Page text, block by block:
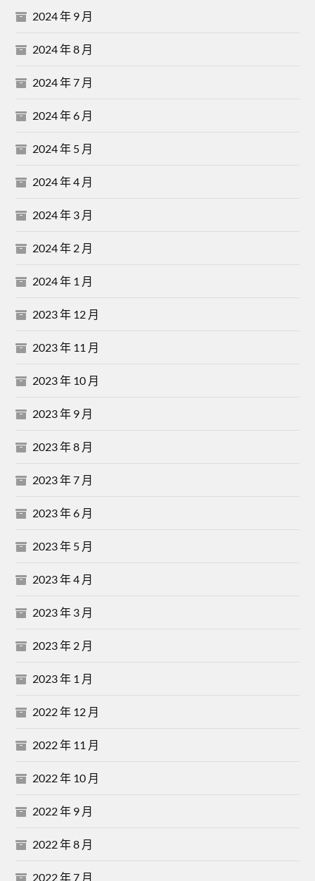
2024 年 9 月
2024 年 8 月
2024 年 7 月
2024 年 6 月
2024 年 5 月
2024 年 4 月
2024 年 3 月
2024 年 2 月
2024 年 1 月
2023 年 12 月
2023 年 11 月
2023 年 10 月
2023 年 9 月
2023 年 8 月
2023 年 7 月
2023 年 6 月
2023 年 5 月
2023 年 4 月
2023 年 3 月
2023 年 2 月
2023 年 1 月
2022 年 12 月
2022 年 11 月
2022 年 10 月
2022 年 9 月
2022 年 8 月
2022 年 7 月